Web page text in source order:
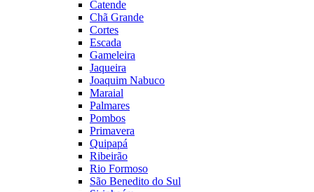
Catende
Chã Grande
Cortes
Escada
Gameleira
Jaqueira
Joaquim Nabuco
Maraial
Palmares
Pombos
Primavera
Quipapá
Ribeirão
Rio Formoso
São Benedito do Sul